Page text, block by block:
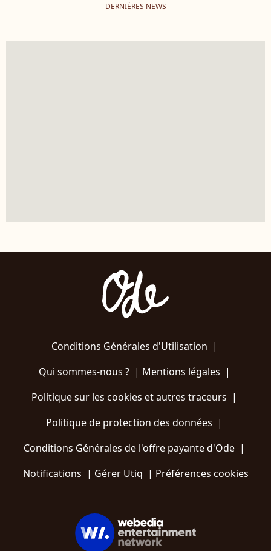
DERNIÈRES NEWS
Conditions Générales d'Utilisation |
Qui sommes-nous ?| Mentions légales |
Politique sur les cookies et autres traceurs |
Politique de protection des données |
Conditions Générales de l'offre payante d'Ode |
Notifications | Gérer Utiq | Préférences cookies